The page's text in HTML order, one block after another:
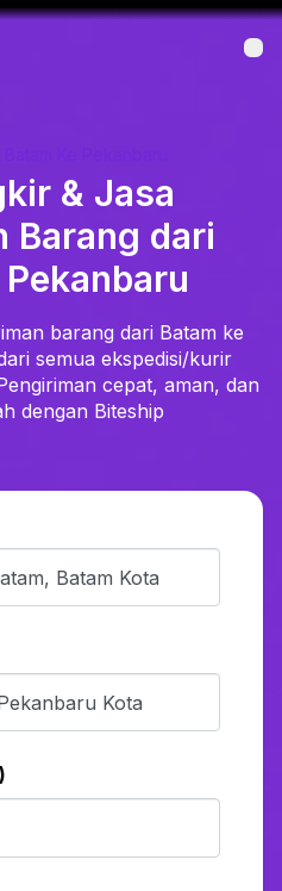
& Jasa
Barang dari
barang dari Batam ke
semua ekspedisi/kurir
cepat, aman, dan
dengan Biteship